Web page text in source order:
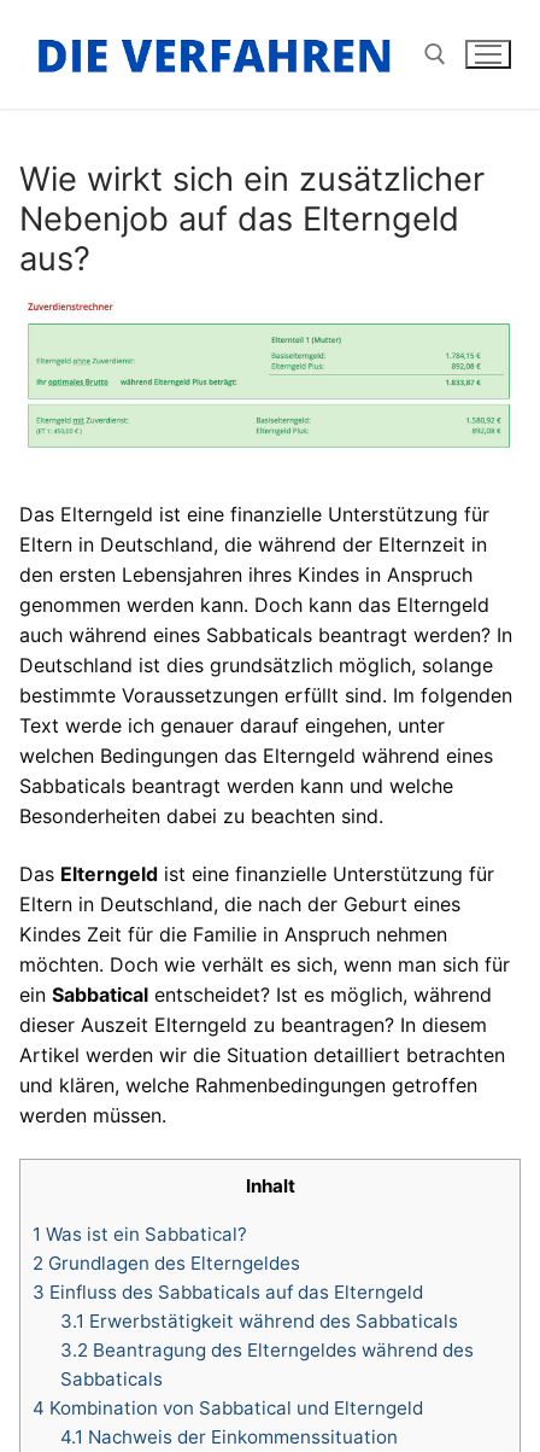
Inhalt
springen
Wie wirkt sich ein zusätzlicher
Nebenjob auf das Elterngeld
aus?
Das Elterngeld ist eine finanzielle Unterstützung für
Eltern in Deutschland, die während der Elternzeit in
den ersten Lebensjahren ihres Kindes in Anspruch
genommen werden kann. Doch kann das Elterngeld
auch während eines Sabbaticals beantragt werden? In
Deutschland ist dies grundsätzlich möglich, solange
bestimmte Voraussetzungen erfüllt sind. Im folgenden
Text werde ich genauer darauf eingehen, unter
welchen Bedingungen das Elterngeld während eines
Sabbaticals beantragt werden kann und welche
Besonderheiten dabei zu beachten sind.
Das Elterngeld ist eine finanzielle Unterstützung für
Eltern in Deutschland, die nach der Geburt eines
Kindes Zeit für die Familie in Anspruch nehmen
möchten. Doch wie verhält es sich, wenn man sich für
ein Sabbatical entscheidet? Ist es möglich, während
dieser Auszeit Elterngeld zu beantragen? In diesem
Artikel werden wir die Situation detailliert betrachten
und klären, welche Rahmenbedingungen getroffen
werden müssen.
Inhalt
1 Was ist ein Sabbatical?
2 Grundlagen des Elterngeldes
3 Einfluss des Sabbaticals auf das Elterngeld
3.1 Erwerbstätigkeit während des Sabbaticals
3.2 Beantragung des Elterngeldes während des
Sabbaticals
4 Kombination von Sabbatical und Elterngeld
4.1 Nachweis der Einkommenssituation